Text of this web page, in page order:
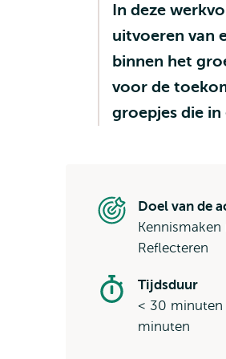
In deze
uitvoeren van
binnen het
voor de
groepjes die
Doel van de
Kennismaken
Reflecteren
Tijdsduur
< 30 minuten
minuten